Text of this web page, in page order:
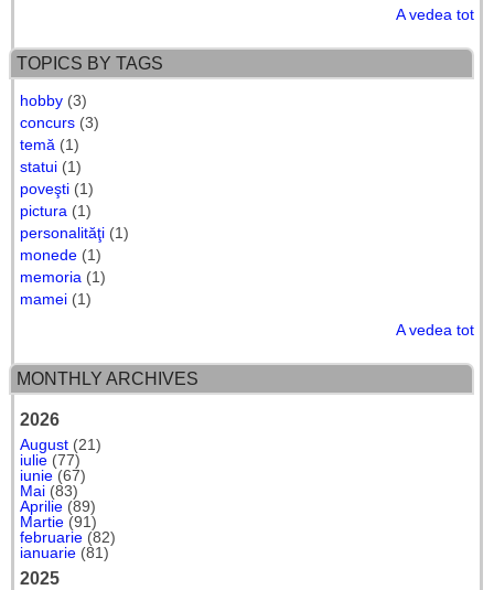
A vedea tot
TOPICS BY TAGS
hobby (3)
concurs (3)
temă (1)
statui (1)
poveşti (1)
pictura (1)
personalităţi (1)
monede (1)
memoria (1)
mamei (1)
A vedea tot
MONTHLY ARCHIVES
2026
August (21)
iulie (77)
iunie (67)
Mai (83)
Aprilie (89)
Martie (91)
februarie (82)
ianuarie (81)
2025